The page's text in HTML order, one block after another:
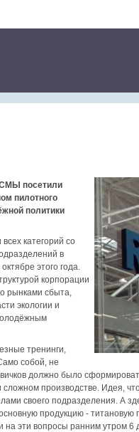
посетили
пилотного
политики
категорий со
в
этого года.
корпорации
рынками сбыта,
экологии и
тренинги,
собой, не
должно было
производстве. Идея,
своего подразделения. А
продукцию - титановую
на эти вопросы ранним